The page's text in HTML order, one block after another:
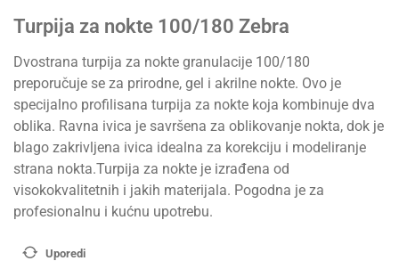
Turpija za nokte 100/180 Zebra
Dvostrana turpija za nokte granulacije 100/180
preporučuje se za prirodne, gel i akrilne nokte. Ovo je
specijalno profilisana turpija za nokte koja kombinuje dva
oblika. Ravna ivica je savršena za oblikovanje nokta, dok je
blago zakrivljena ivica idealna za korekciju i modeliranje
strana nokta.Turpija za nokte je izrađena od
visokokvalitetnih i jakih materijala. Pogodna je za
profesionalnu i kućnu upotrebu.
Uporedi